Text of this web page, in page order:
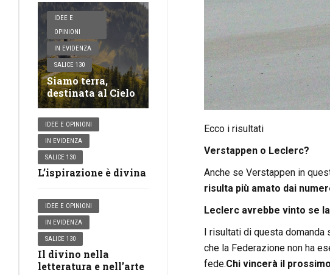
IDEE E
OPINIONI
IN EVIDENZA
SALICE 130
Siamo terra,
destinata al Cielo
IDEE E OPINIONI
IN EVIDENZA
SALICE 130
L’ispirazione è divina
IDEE E OPINIONI
IN EVIDENZA
SALICE 130
Il divino nella
letteratura e nell’arte
Ecco i risultati
Verstappen o Leclerc?
Anche se Verstappen in
risulta più amato dai
Leclerc avrebbe vinto se
I risultati di questa
che la Federazione non ha
fede.Chi vincerà il